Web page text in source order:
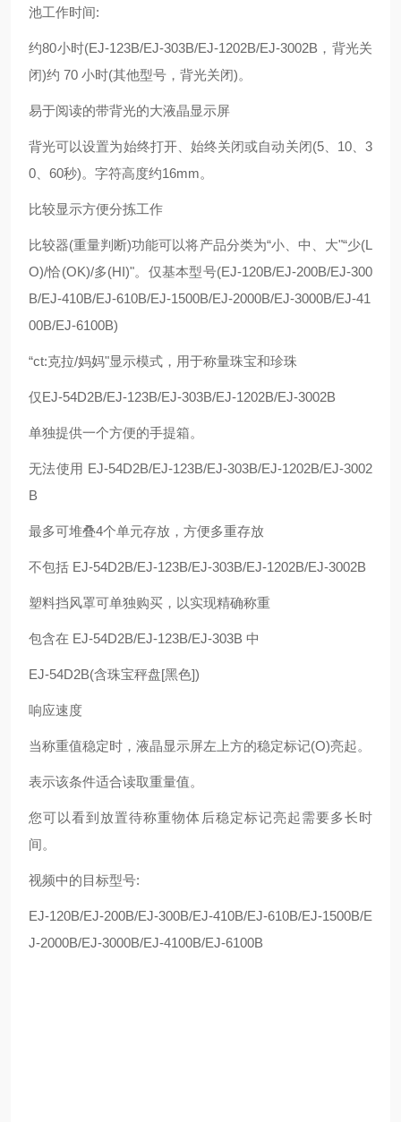
池工作时间:
约80小时(EJ-123B/EJ-303B/EJ-1202B/EJ-3002B，背光关
闭)约 70 小时(其他型号，背光关闭)。
易于阅读的带背光的大液晶显示屏
背光可以设置为始终打开、始终关闭或自动关闭(5、10、3
0、60秒)。字符高度约16mm。
比较显示方便分拣工作
比较器(重量判断)功能可以将产品分类为“小、中、大"“少(L
O)/恰(OK)/多(HI)"。仅基本型号(EJ-120B/EJ-200B/EJ-300
B/EJ-410B/EJ-610B/EJ-1500B/EJ-2000B/EJ-3000B/EJ-41
00B/EJ-6100B)
“ct:克拉/妈妈"显示模式，用于称量珠宝和珍珠
仅EJ-54D2B/EJ-123B/EJ-303B/EJ-1202B/EJ-3002B
单独提供一个方便的手提箱。
无法使用 EJ-54D2B/EJ-123B/EJ-303B/EJ-1202B/EJ-3002
B
最多可堆叠4个单元存放，方便多重存放
不包括 EJ-54D2B/EJ-123B/EJ-303B/EJ-1202B/EJ-3002B
塑料挡风罩可单独购买，以实现精确称重
包含在 EJ-54D2B/EJ-123B/EJ-303B 中
EJ-54D2B(含珠宝秤盘[黑色])
响应速度
当称重值稳定时，液晶显示屏左上方的稳定标记(O)亮起。
表示该条件适合读取重量值。
您可以看到放置待称重物体后稳定标记亮起需要多长时
间。
视频中的目标型号:
EJ-120B/EJ-200B/EJ-300B/EJ-410B/EJ-610B/EJ-1500B/E
J-2000B/EJ-3000B/EJ-4100B/EJ-6100B